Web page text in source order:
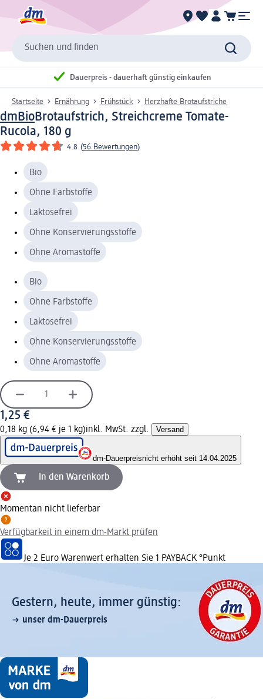
Suchen und finden
Dauerpreis - dauerhaft günstig einkaufen
Startseite Ernährung Frühstück Herzhafte Brotaufstriche
dmBioBrotaufstrich, Streichcreme Tomate-
Rucola, 180 g
4.8 (56 Bewertungen)
Bio
Ohne Farbstoffe
Laktosefrei
Ohne Konservierungsstoffe
Ohne Aromastoffe
Bio
Ohne Farbstoffe
Laktosefrei
Ohne Konservierungsstoffe
Ohne Aromastoffe
1,25 €
0,18 kg (6,94 € je 1 kg)inkl. MwSt. zzgl. Versand
dm-Dauerpreisnicht erhöht seit 14.04.2025
In den Warenkorb
Momentan nicht lieferbar
Verfügbarkeit in einem dm-Markt prüfen
Je 2 Euro Warenwert erhalten Sie 1 PAYBACK °Punkt
Gestern, heute, immer günstig:
unser dm-Dauerpreis